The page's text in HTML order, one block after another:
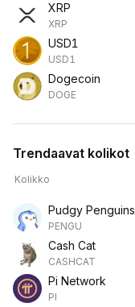
XRP
XRP
USD1
USD1
Dogecoin
DOGE
Trendaavat kolikot
Kolikko
Pudgy Penguins
PENGU
Cash Cat
CASHCAT
Pi Network
PI